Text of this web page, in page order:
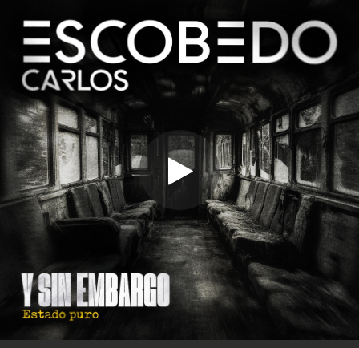
You're all set!